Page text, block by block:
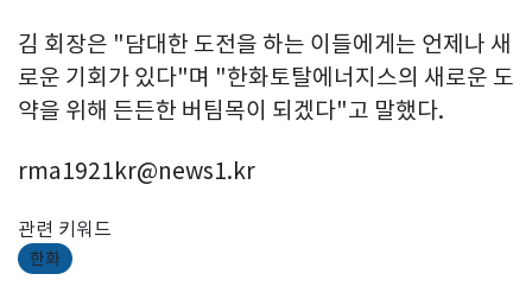
김 회장은 "담대한 도전을 하는 이들에게는 언제나 새
로운 기회가 있다"며 "한화토탈에너지스의 새로운 도
약을 위해 든든한 버팀목이 되겠다"고 말했다.
rma1921kr@news1.kr
관련 키워드
한화